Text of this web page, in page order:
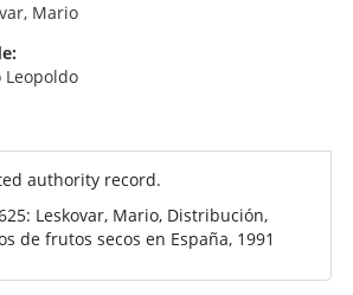
Mario
Leopoldo
authority record.
Leskovar, Mario, Distribución,
de frutos secos en España, 1991